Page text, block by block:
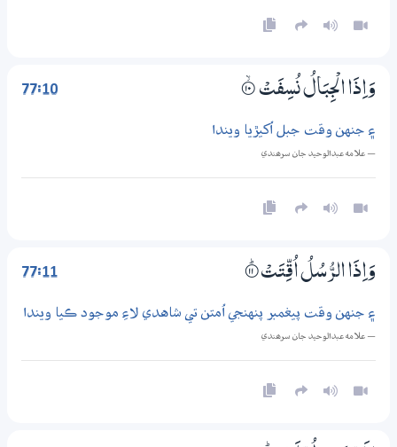
77:10 وَاِذَا الْجِبَالُ نُسِفَتْ ۝ۙ10
۽ جنهن وقت جبل اُکيڙيا ويندا
— علامه عبدالوحيد جان سرھندي
77:11 وَاِذَا الرُّسُلُ اُقِّتَتْ ۝ۭ11
۽ جنهن وقت پيغمبر پنهنجي اُمتن تي شاهدي لاءِ موجود ڪيا ويندا
— علامه عبدالوحيد جان سرھندي